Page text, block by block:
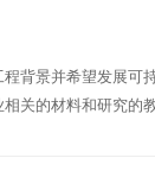
背景并希望发展可
关的材料和研究的教